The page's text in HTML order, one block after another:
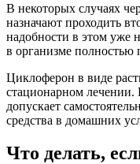
В некоторых случаях
назначают проходить
надобности в этом уже
в организме полностью
Циклоферон в виде
стационарном
допускает
средства в домашних
Что делать,